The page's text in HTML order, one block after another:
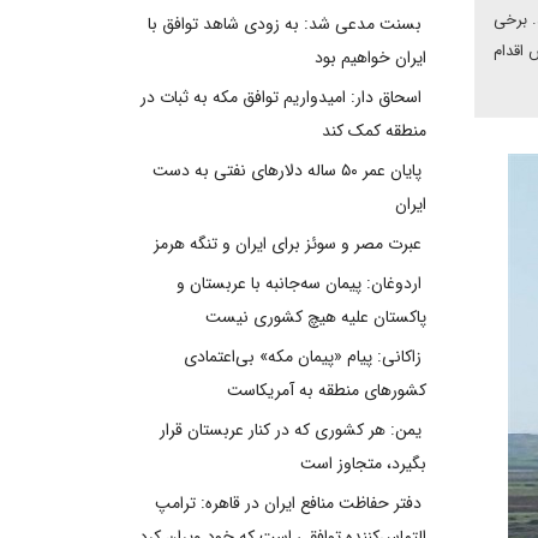
فرار کنند. برخی
اقدام
بسنت مدعی شد: به زودی شاهد توافق با
ایران خواهیم بود
اسحاق دار: امیدواریم توافق مکه به ثبات در
منطقه کمک کند
پایان عمر ۵۰ ساله دلارهای نفتی به دست
ایران
عبرت مصر و سوئز برای ایران و تنگه هرمز
اردوغان: پیمان سه‌جانبه با عربستان و
پاکستان علیه هیچ کشوری نیست
زاکانی: پیام «پیمان مکه» بی‌اعتمادی
کشورهای منطقه به آمریکاست
یمن: هر کشوری که در کنار عربستان قرار
بگیرد، متجاوز است
دفتر حفاظت منافع ایران در قاهره: ترامپ